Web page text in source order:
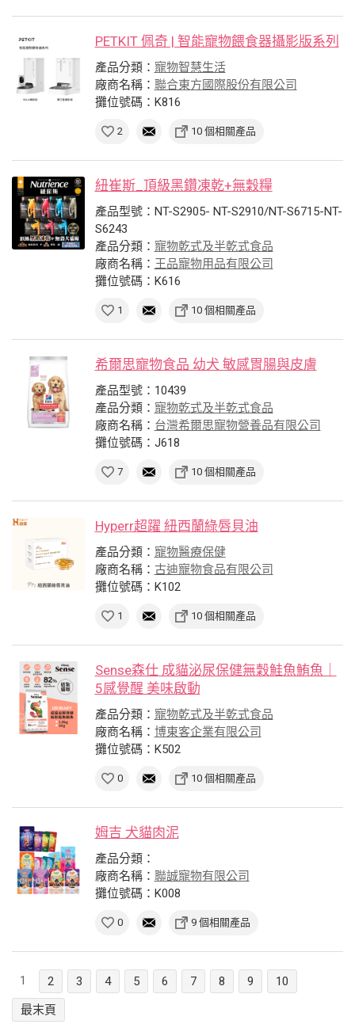
PETKIT 佩奇 | 智能寵物餵食器攝影版系列
產品分類： 寵物智慧生活
廠商名稱： 聯合東方國際股份有限公司
攤位號碼：K816
2 10 個相關產品
紐崔斯_頂級黑鑽凍乾+無穀糧
產品型號：NT-S2905- NT-S2910/NT-S6715-NT-
S6243
產品分類： 寵物乾式及半乾式食品
廠商名稱： 王品寵物用品有限公司
攤位號碼：K616
1 10 個相關產品
希爾思寵物食品 幼犬 敏感胃腸與皮膚
產品型號：10439
產品分類： 寵物乾式及半乾式食品
廠商名稱： 台灣希爾思寵物營養品有限公司
攤位號碼：J618
7 10 個相關產品
Hyperr超躍 紐西蘭綠唇貝油
產品分類： 寵物醫療保健
廠商名稱： 古迪寵物食品有限公司
攤位號碼：K102
1 10 個相關產品
Sense森仕 成貓泌尿保健無穀鮭魚鮪魚｜
5感覺醒 美味啟動
產品分類： 寵物乾式及半乾式食品
廠商名稱： 博東客企業有限公司
攤位號碼：K502
0 10 個相關產品
姆吉 犬貓肉泥
產品分類：
廠商名稱： 聯誠寵物有限公司
攤位號碼：K008
0 9 個相關產品
1 2 3 4 5 6 7 8 9
10
最末頁